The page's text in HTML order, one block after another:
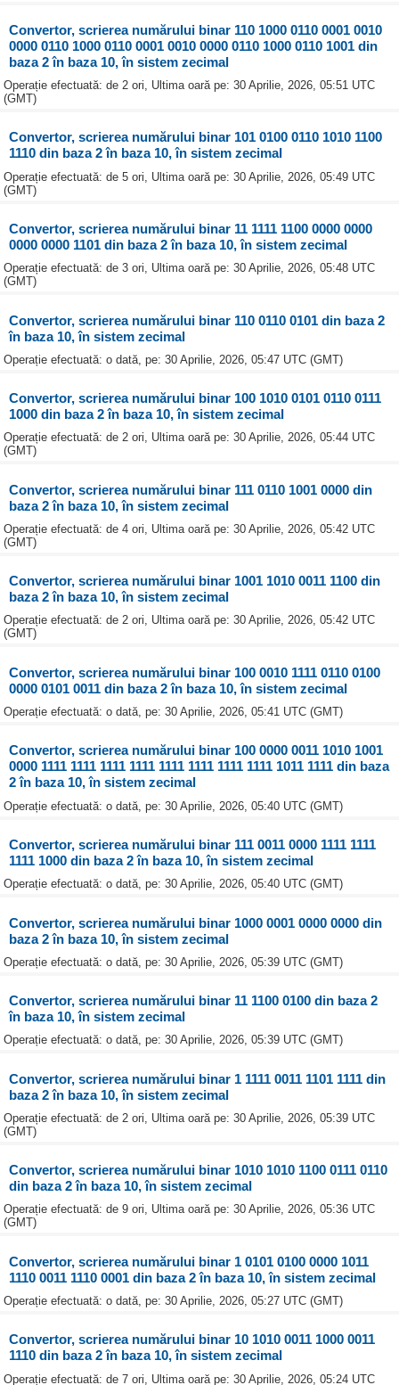
Convertor, scrierea numărului binar 110 1000 0110 0001 0010
0000 0110 1000 0110 0001 0010 0000 0110 1000 0110 1001 din
baza 2 în baza 10, în sistem zecimal
Operație efectuată: de 2 ori, Ultima oară pe: 30 Aprilie, 2026, 05:51 UTC
(GMT)
Convertor, scrierea numărului binar 101 0100 0110 1010 1100
1110 din baza 2 în baza 10, în sistem zecimal
Operație efectuată: de 5 ori, Ultima oară pe: 30 Aprilie, 2026, 05:49 UTC
(GMT)
Convertor, scrierea numărului binar 11 1111 1100 0000 0000
0000 0000 1101 din baza 2 în baza 10, în sistem zecimal
Operație efectuată: de 3 ori, Ultima oară pe: 30 Aprilie, 2026, 05:48 UTC
(GMT)
Convertor, scrierea numărului binar 110 0110 0101 din baza 2
în baza 10, în sistem zecimal
Operație efectuată: o dată, pe: 30 Aprilie, 2026, 05:47 UTC (GMT)
Convertor, scrierea numărului binar 100 1010 0101 0110 0111
1000 din baza 2 în baza 10, în sistem zecimal
Operație efectuată: de 2 ori, Ultima oară pe: 30 Aprilie, 2026, 05:44 UTC
(GMT)
Convertor, scrierea numărului binar 111 0110 1001 0000 din
baza 2 în baza 10, în sistem zecimal
Operație efectuată: de 4 ori, Ultima oară pe: 30 Aprilie, 2026, 05:42 UTC
(GMT)
Convertor, scrierea numărului binar 1001 1010 0011 1100 din
baza 2 în baza 10, în sistem zecimal
Operație efectuată: de 2 ori, Ultima oară pe: 30 Aprilie, 2026, 05:42 UTC
(GMT)
Convertor, scrierea numărului binar 100 0010 1111 0110 0100
0000 0101 0011 din baza 2 în baza 10, în sistem zecimal
Operație efectuată: o dată, pe: 30 Aprilie, 2026, 05:41 UTC (GMT)
Convertor, scrierea numărului binar 100 0000 0011 1010 1001
0000 1111 1111 1111 1111 1111 1111 1111 1111 1011 1111 din baza
2 în baza 10, în sistem zecimal
Operație efectuată: o dată, pe: 30 Aprilie, 2026, 05:40 UTC (GMT)
Convertor, scrierea numărului binar 111 0011 0000 1111 1111
1111 1000 din baza 2 în baza 10, în sistem zecimal
Operație efectuată: o dată, pe: 30 Aprilie, 2026, 05:40 UTC (GMT)
Convertor, scrierea numărului binar 1000 0001 0000 0000 din
baza 2 în baza 10, în sistem zecimal
Operație efectuată: o dată, pe: 30 Aprilie, 2026, 05:39 UTC (GMT)
Convertor, scrierea numărului binar 11 1100 0100 din baza 2
în baza 10, în sistem zecimal
Operație efectuată: o dată, pe: 30 Aprilie, 2026, 05:39 UTC (GMT)
Convertor, scrierea numărului binar 1 1111 0011 1101 1111 din
baza 2 în baza 10, în sistem zecimal
Operație efectuată: de 2 ori, Ultima oară pe: 30 Aprilie, 2026, 05:39 UTC
(GMT)
Convertor, scrierea numărului binar 1010 1010 1100 0111 0110
din baza 2 în baza 10, în sistem zecimal
Operație efectuată: de 9 ori, Ultima oară pe: 30 Aprilie, 2026, 05:36 UTC
(GMT)
Convertor, scrierea numărului binar 1 0101 0100 0000 1011
1110 0011 1110 0001 din baza 2 în baza 10, în sistem zecimal
Operație efectuată: o dată, pe: 30 Aprilie, 2026, 05:27 UTC (GMT)
Convertor, scrierea numărului binar 10 1010 0011 1000 0011
1110 din baza 2 în baza 10, în sistem zecimal
Operație efectuată: de 7 ori, Ultima oară pe: 30 Aprilie, 2026, 05:24 UTC